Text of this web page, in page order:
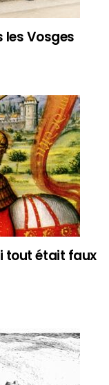
les Vosges
tout était faux